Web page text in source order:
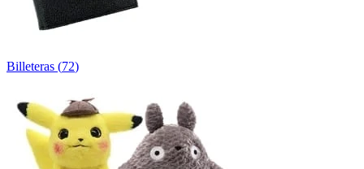
Billeteras (72)